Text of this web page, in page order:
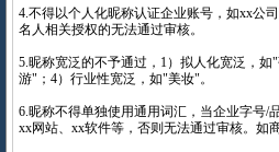
4.不得以个人化昵称认证企业账号，如xx公
名人相关授权的无法通过审核。
5.昵称宽泛的不予通过，1）拟人化宽泛，
游"；4）行业性宽泛，如"美妆"。
6.昵称不得单独使用通用词汇，当企业字号/
xx网站、xx软件等，否则无法通过审核。如